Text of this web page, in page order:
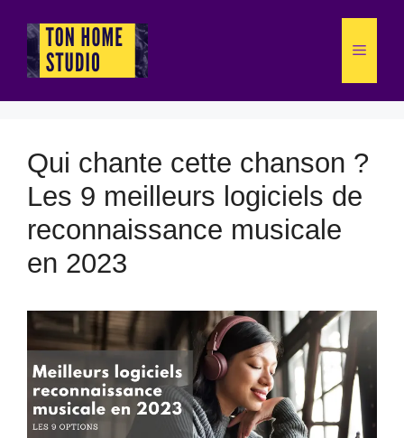
contenu
Menu
Qui chante cette chanson ?
Les 9 meilleurs logiciels de
reconnaissance musicale
en 2023